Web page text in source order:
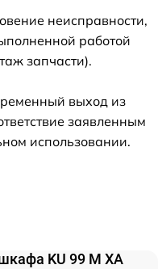
неисправности,
работой
запчасти).
выход из
заявленным
использовании.
KU 99 M XA